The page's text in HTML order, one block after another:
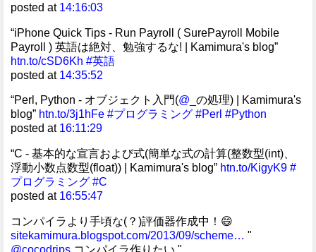
posted at 14:16:03
“iPhone Quick Tips - Run Payroll ( SurePayroll Mobile
Payroll ) 英語は絶対、勉強するな! | Kamimura's blog”
htn.to/cSD6Kh #英語
posted at 14:35:52
“Perl, Python - オブジェクト入門(@_ の処理) | Kamimura's
blog” htn.to/3j1hFe #プログラミング #Perl #Python
posted at 16:11:29
“C - 基本的な宣言および式(簡単な式の計算(整数型(int)、
浮動小数点数型(float)) | Kamimura's blog” htn.to/KigyK9 #
プログラミング #C
posted at 16:55:47
コンパイラより手頃な(？)評価器作成中！😄
sitekamimura.blogspot.com/2013/09/scheme… "